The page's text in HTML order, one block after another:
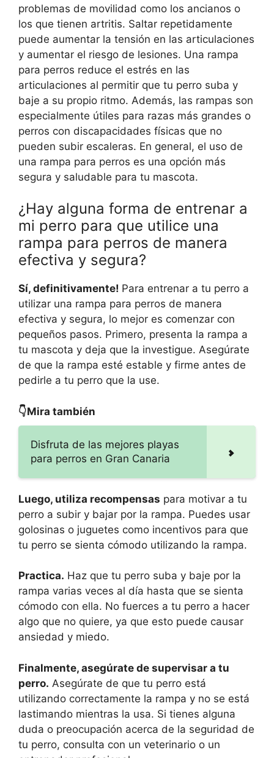
problemas de movilidad como los ancianos o
los que tienen artritis. Saltar repetidamente
puede aumentar la tensión en las articulaciones
y aumentar el riesgo de lesiones. Una rampa
para perros reduce el estrés en las
articulaciones al permitir que tu perro suba y
baje a su propio ritmo. Además, las rampas son
especialmente útiles para razas más grandes o
perros con discapacidades físicas que no
pueden subir escaleras. En general, el uso de
una rampa para perros es una opción más
segura y saludable para tu mascota.
¿Hay alguna forma de entrenar a
mi perro para que utilice una
rampa para perros de manera
efectiva y segura?
Sí, definitivamente! Para entrenar a tu perro a
utilizar una rampa para perros de manera
efectiva y segura, lo mejor es comenzar con
pequeños pasos. Primero, presenta la rampa a
tu mascota y deja que la investigue. Asegúrate
de que la rampa esté estable y firme antes de
pedirle a tu perro que la use.
👇Mira también
Disfruta de las mejores playas
para perros en Gran Canaria
Luego, utiliza recompensas para motivar a tu
perro a subir y bajar por la rampa. Puedes usar
golosinas o juguetes como incentivos para que
tu perro se sienta cómodo utilizando la rampa.
Practica. Haz que tu perro suba y baje por la
rampa varias veces al día hasta que se sienta
cómodo con ella. No fuerces a tu perro a hacer
algo que no quiere, ya que esto puede causar
ansiedad y miedo.
Finalmente, asegúrate de supervisar a tu
perro. Asegúrate de que tu perro está
utilizando correctamente la rampa y no se está
lastimando mientras la usa. Si tienes alguna
duda o preocupación acerca de la seguridad de
tu perro, consulta con un veterinario o un